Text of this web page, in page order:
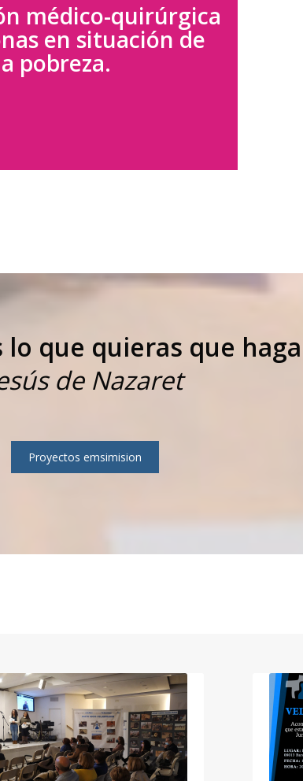
médico-quirúrgica
en situación de
pobreza.
lo que quieras que
de Nazaret
Proyectos emsimision